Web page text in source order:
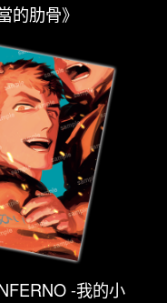
的肋骨》
-我的小